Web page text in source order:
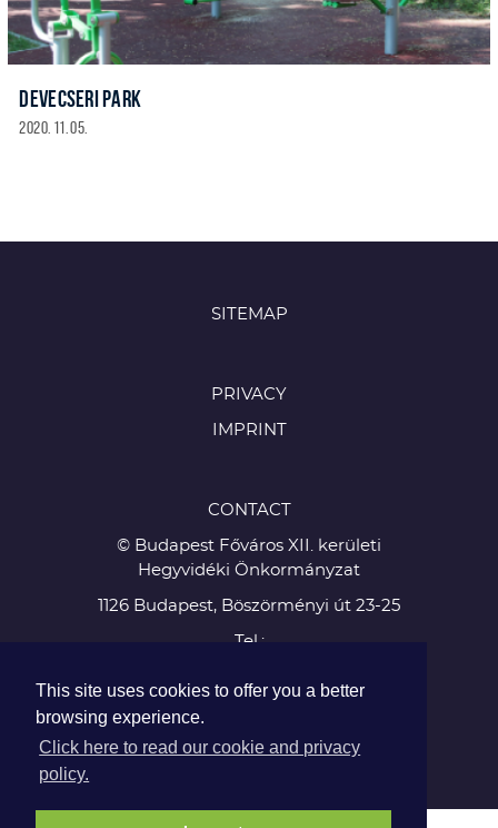
This site uses cookies to offer you a better
browsing experience.
Click here to read our cookie and privacy
policy.
DEVECSERI PARK
2020. 11. 05.
SITEMAP
PRIVACY
IMPRINT
CONTACT
© Budapest Főváros XII. kerületi
Hegyvidéki Önkormányzat
1126 Budapest, Böszörményi út 23-25
Tel.:
Fax: +36 1 224 5905